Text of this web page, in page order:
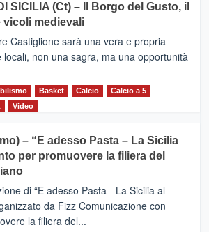
SICILIA (Ct) – Il Borgo del Gusto, il
vicoli medievali
Castiglione sarà una vera e propria
locali, non una sagra, ma una opportunità
Basket Calcio
Calcio a 5
Video
– “E adesso Pasta – La Sicilia
per promuovere la filiera del
di “E adesso Pasta - La Sicilia al
da Fizz Comunicazione con
la filiera del...